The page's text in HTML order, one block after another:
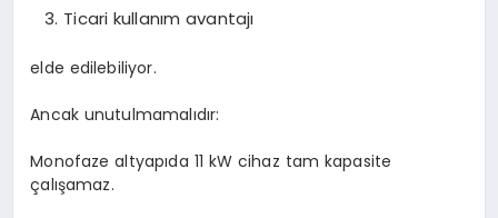
Ticari kullanım avantajı
elde edilebiliyor.
Ancak unutulmamalıdır:
Monofaze altyapıda 11 kW cihaz tam kapasite
çalışamaz.